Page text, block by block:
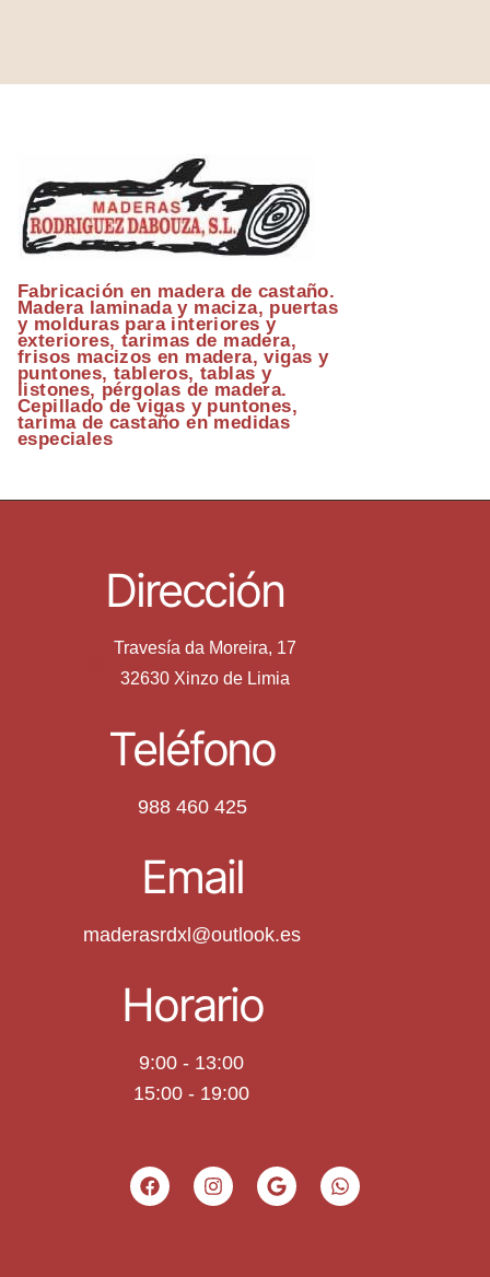
Fabricación en madera de castaño.
Madera laminada y maciza, puertas
y molduras para interiores y
exteriores, tarimas de madera,
frisos macizos en madera, vigas y
puntones, tableros, tablas y
listones, pérgolas de madera.
Cepillado de vigas y puntones,
tarima de castaño en medidas
especiales
Dirección
Travesía da Moreira, 17
32630 Xinzo de Limia
Teléfono
988 460 425
Email
maderasrdxl@outlook.es
Horario
9:00 - 13:00
15:00 - 19:00